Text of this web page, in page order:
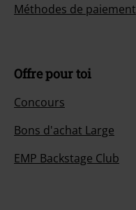
Méthodes de paiement
Offre pour toi
Concours
Bons d'achat Large
EMP Backstage Club